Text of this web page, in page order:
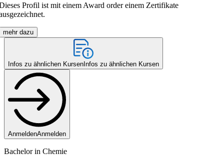
Profil ist mit einem Award order einem Zertifikate
mehr dazu
Infos zu ähnlichen Kursen Infos zu ähnlichen Kursen
AnmeldenAnmelden
Bachelor in Chemie